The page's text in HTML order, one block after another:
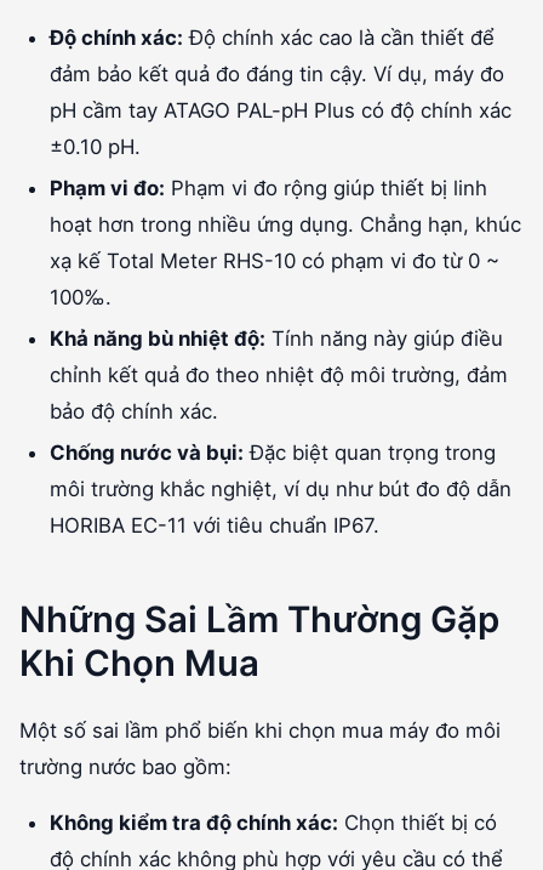
Độ chính xác: Độ chính xác cao là cần thiết để
đảm bảo kết quả đo đáng tin cậy. Ví dụ, máy đo
pH cầm tay ATAGO PAL-pH Plus có độ chính xác
±0.10 pH.
Phạm vi đo: Phạm vi đo rộng giúp thiết bị linh
hoạt hơn trong nhiều ứng dụng. Chẳng hạn, khúc
xạ kế Total Meter RHS-10 có phạm vi đo từ 0 ~
100‰.
Khả năng bù nhiệt độ: Tính năng này giúp điều
chỉnh kết quả đo theo nhiệt độ môi trường, đảm
bảo độ chính xác.
Chống nước và bụi: Đặc biệt quan trọng trong
môi trường khắc nghiệt, ví dụ như bút đo độ dẫn
HORIBA EC-11 với tiêu chuẩn IP67.
Những Sai Lầm Thường Gặp
Khi Chọn Mua
Một số sai lầm phổ biến khi chọn mua máy đo môi
trường nước bao gồm:
Không kiểm tra độ chính xác: Chọn thiết bị có
độ chính xác không phù hợp với yêu cầu có thể